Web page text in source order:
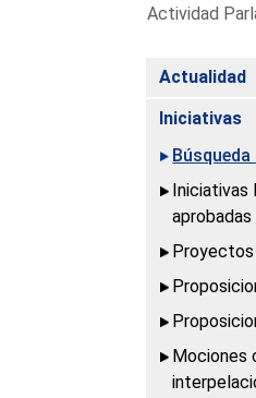
Actividad
Actualidad
Iniciativas
Iniciativas
aprobadas
Mociones